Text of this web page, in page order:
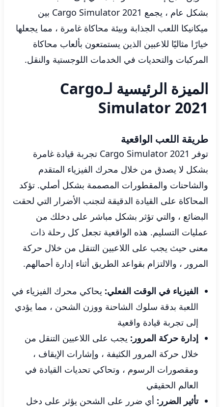
بشكل عام ، يجمع Cargo Simulator 2021 بين
ميكانيكا اللعب الجذابة وبيئة محاكاة غامرة ، مما يجعلها
خيارًا مثاليًا للاعبين الذين يستمتعون بألعاب محاكاة
المركبات والتحديات في الخدمات اللوجستية والنقل.
الميزة الرئيسية لـCargo
Simulator 2021
طريقة اللعب الواقعية
توفر Cargo Simulator 2021 تجربة قيادة غامرة
بشكل لا يصدق من خلال محرك الفيزياء المتقدم
والشاحنات والمقطورات المصممة بشكل أصلي. تؤكد
المحاكاة على القيادة الدقيقة لتجنب الأضرار التي لحقت
البضائع ، والتي تؤثر بشكل مباشر على دخلك من
عمليات التسليم. هذه الواقعية تجعل كل رحلة ذات
معنى حيث يجب على اللاعبين التنقل من خلال حركة
المرور ، والالتزام بقواعد الطريق أثناء إدارة أحمالهم.
الفيزياء في الوقت الفعلي: يحاكي محرك الفيزياء في
اللعبة بدقة سلوك الشاحنة ووزن الشحن ، مما يؤدي
إلى تجربة قيادة واقعية
إدارة حركة المرور: يجب على اللاعبين التنقل من
خلال حركة المرور الكثيفة ، وإشارات الإيقاف ،
ومقصورات الرسوم ، وتحاكي تحديات القيادة في
العالم الحقيقي
تأثير الضرر: أي ضرر على الشحن يؤثر على دخل